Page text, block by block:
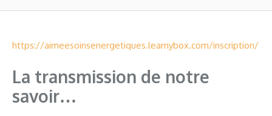
https://aimeesoinsenergetiques.learnybox.com/inscription/
La transmission de notre
savoir…